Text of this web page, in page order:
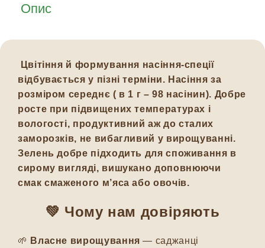
Опис
Цвітіння й формування насіння-спеції
відбувається у пізні терміни. Насіння за
розміром середнє ( в 1 г – 98 насінин). Добре
росте при підвищених температурах і
вологості, продуктивний аж до сталих
заморозків, не вибагливий у вирощуванні.
Зелень добре підходить для споживання в
сирому вигляді, вишукано доповнюючи
смак смаженого м’яса або овочів.
💚 Чому нам довіряють
🌱 Власне вирощування — саджанці